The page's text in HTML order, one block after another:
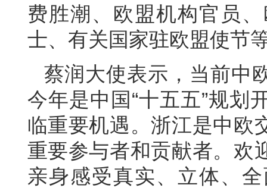
费胜潮、欧盟机构官员
士、有关国家驻欧盟使节
蔡润大使表示，当前中
今年是中国“十五五”规划
临重要机遇。浙江是中欧
重要参与者和贡献者。欢
亲身感受真实、立体、